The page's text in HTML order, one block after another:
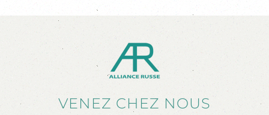
VENEZ CHEZ NOUS